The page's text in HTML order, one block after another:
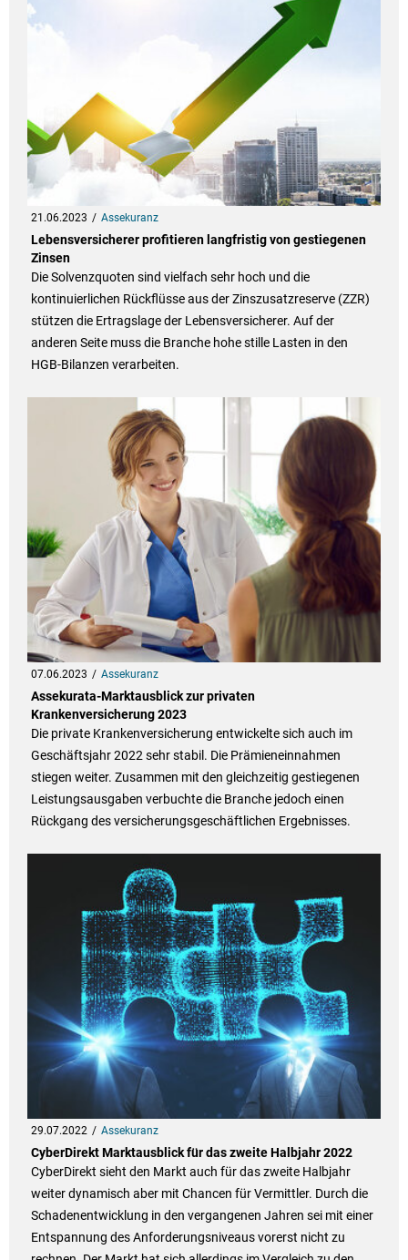
21.06.2023 Assekuranz
Lebensversicherer profitieren langfristig von gestiegenen
Zinsen
Die Solvenzquoten sind vielfach sehr hoch und die
kontinuierlichen Rückflüsse aus der Zinszusatzreserve (ZZR)
stützen die Ertragslage der Lebensversicherer. Auf der
anderen Seite muss die Branche hohe stille Lasten in den
HGB-Bilanzen verarbeiten.
07.06.2023 Assekuranz
Assekurata-Marktausblick zur privaten
Krankenversicherung 2023
Die private Krankenversicherung entwickelte sich auch im
Geschäftsjahr 2022 sehr stabil. Die Prämieneinnahmen
stiegen weiter. Zusammen mit den gleichzeitig gestiegenen
Leistungsausgaben verbuchte die Branche jedoch einen
Rückgang des versicherungsgeschäftlichen Ergebnisses.
29.07.2022 Assekuranz
CyberDirekt Marktausblick für das zweite Halbjahr 2022
CyberDirekt sieht den Markt auch für das zweite Halbjahr
weiter dynamisch aber mit Chancen für Vermittler. Durch die
Schadenentwicklung in den vergangenen Jahren sei mit einer
Entspannung des Anforderungsniveaus vorerst nicht zu